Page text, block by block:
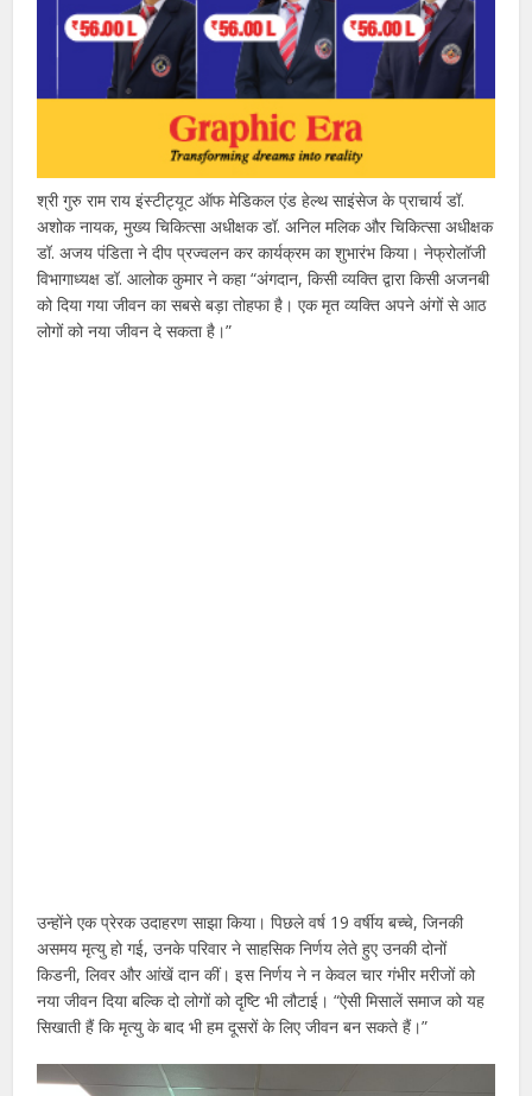
श्री गुरु राम राय इंस्टीट्यूट ऑफ मेडिकल एंड हेल्थ साइंसेज के प्राचार्य डॉ.
अशोक नायक, मुख्य चिकित्सा अधीक्षक डॉ. अनिल मलिक और चिकित्सा अधीक्षक
डॉ. अजय पंडिता ने दीप प्रज्वलन कर कार्यक्रम का शुभारंभ किया। नेफ्रोलॉजी
विभागाध्यक्ष डॉ. आलोक कुमार ने कहा “अंगदान, किसी व्यक्ति द्वारा किसी अजनबी
को दिया गया जीवन का सबसे बड़ा तोहफा है। एक मृत व्यक्ति अपने अंगों से आठ
लोगों को नया जीवन दे सकता है।”
उन्होंने एक प्रेरक उदाहरण साझा किया। पिछले वर्ष 19 वर्षीय बच्चे, जिनकी
असमय मृत्यु हो गई, उनके परिवार ने साहसिक निर्णय लेते हुए उनकी दोनों
किडनी, लिवर और आंखें दान कीं। इस निर्णय ने न केवल चार गंभीर मरीजों को
नया जीवन दिया बल्कि दो लोगों को दृष्टि भी लौटाई। “ऐसी मिसालें समाज को यह
सिखाती हैं कि मृत्यु के बाद भी हम दूसरों के लिए जीवन बन सकते हैं।”